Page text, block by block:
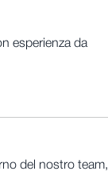
esperienza da
del nostro team,